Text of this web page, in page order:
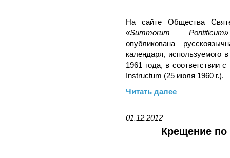
На сайте Общества
«Summorum Pontificum»
опубликована
календаря, используемого
1961 года, в соответствии
Instructum (25 июля 1960 г.).
Читать далее
01.12.2012
Крещение